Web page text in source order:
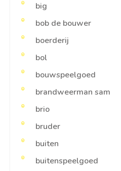
big
bob de bouwer
boerderij
bol
bouwspeelgoed
brandweerman sam
brio
bruder
buiten
buitenspeelgoed